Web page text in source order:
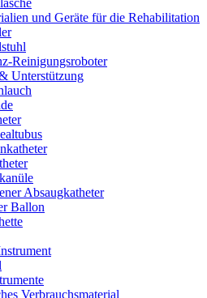
und Geräte für die Rehabilitation
Reinigungsroboter
Unterstützung
Absaugkatheter
Ballon
Verbrauchsmaterial